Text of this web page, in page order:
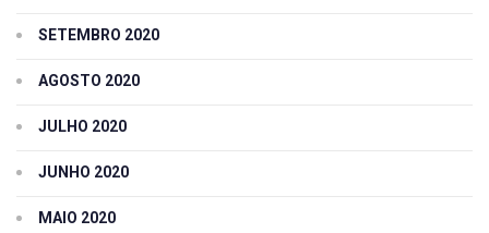
SETEMBRO 2020
AGOSTO 2020
JULHO 2020
JUNHO 2020
MAIO 2020